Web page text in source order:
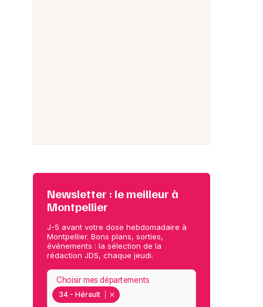
Newsletter : le meilleur à
Montpellier
J-5 avant votre dose hebdomadaire à
Montpellier. Bons plans, sorties,
événements : la sélection de la
rédaction JDS, chaque jeudi.
34 - Hérault
Choisir mes départements